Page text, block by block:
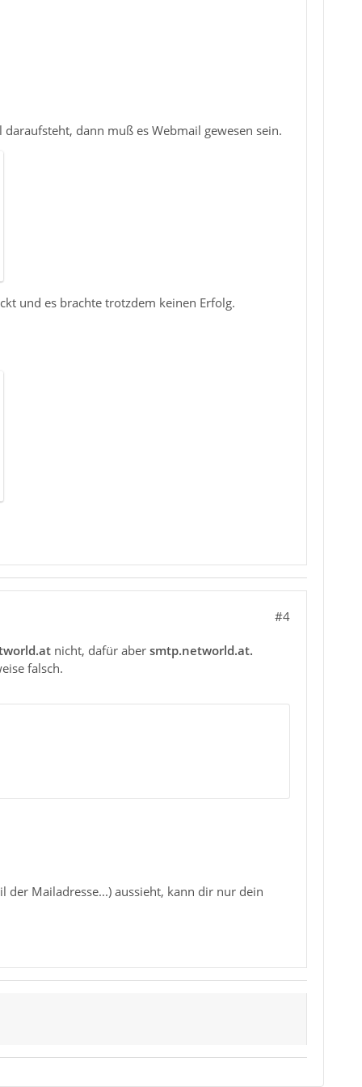
dann muß es Webmail gewesen sein.
und es brachte trotzdem keinen Erfolg.
#4
nicht, dafür aber smtp.networld.at.
falsch.
der Mailadresse...) aussieht, kann dir nur dein